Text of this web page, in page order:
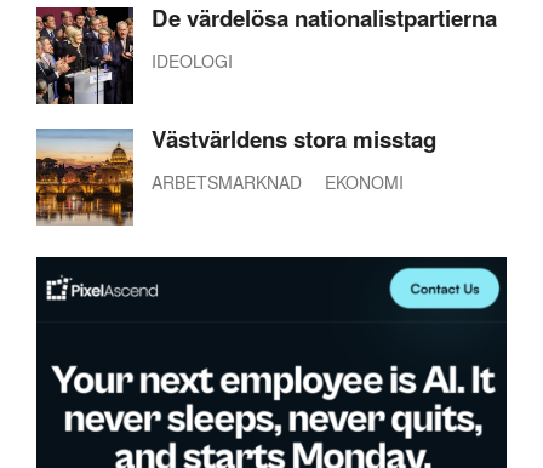
De värdelösa nationalistpartierna
IDEOLOGI
Västvärldens stora misstag
ARBETSMARKNAD EKONOMI